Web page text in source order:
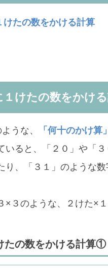
けたの数をかける計算
１けたの数をかけ
うな、 「何十のかけ算」
いると、「２０」や「
り、「３１」のような数
×３のような、２けた×
たの数をかける計算①